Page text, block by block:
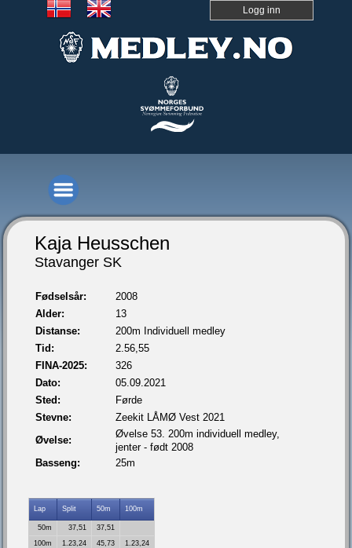
Logg inn
Kaja Heusschen
Stavanger SK
Fødselsår:
2008
Alder:
13
Distanse:
200m Individuell medley
Tid:
2.56,55
FINA-2025:
326
Dato:
05.09.2021
Sted:
Førde
Stevne:
Zeekit LÅMØ Vest 2021
Øvelse:
Øvelse 53. 200m individuell medley,
jenter - født 2008
Basseng:
25m
Lap Split 50m 100m
50m 37,51
37,51
100m
1.23,24 45,73
1.23,24